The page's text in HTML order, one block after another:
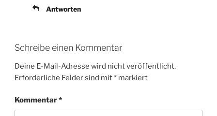
Antworten
Schreibe einen Kommentar
Deine E-Mail-Adresse wird nicht veröffentlicht.
Erforderliche Felder sind mit* markiert
Kommentar*